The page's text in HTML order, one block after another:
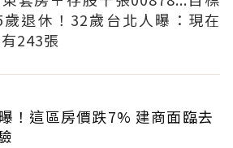
歲退休！32歲台北人曝：現在
243張
！這區房價跌7% 建商面臨去